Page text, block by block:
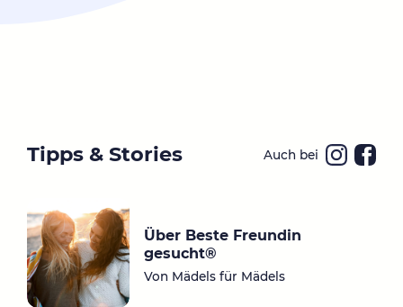
Tipps & Stories Auch bei
Über Beste Freundin
gesucht®
Von Mädels für Mädels